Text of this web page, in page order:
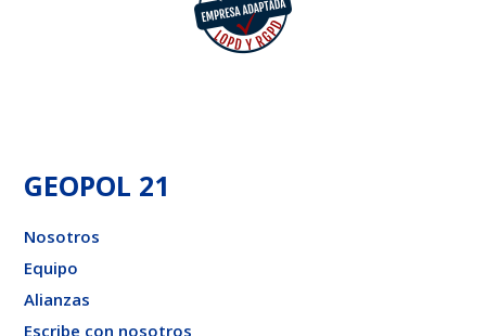
GEOPOL 21
Nosotros
Equipo
Alianzas
Escribe con nosotros